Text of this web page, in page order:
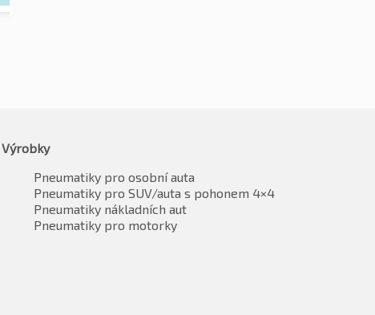
Výrobky
Pneumatiky pro osobní auta
Pneumatiky pro SUV/auta s pohonem 4×4
Pneumatiky nákladních aut
Pneumatiky pro motorky